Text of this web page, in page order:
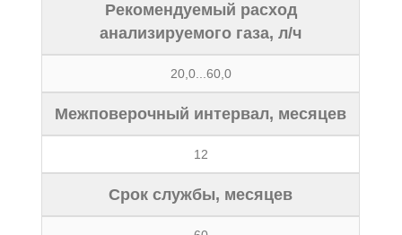
Рекомендуемый расход
анализируемого газа, л/ч
20,0...60,0
Межповерочный интервал, месяцев
12
Срок службы, месяцев